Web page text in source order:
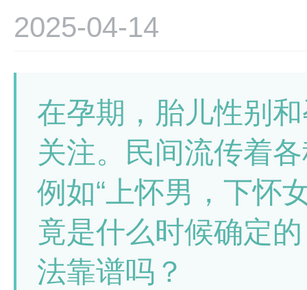
2025-04-14
在孕期，胎儿性别
关注。民间流传着
例如“上怀男，下怀
竟是什么时候确定
法靠谱吗？